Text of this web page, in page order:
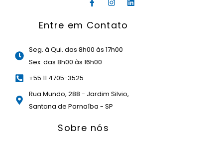
a
e
o
-
n
t
r
i
Entre em Contato
Seg. à Qui. das 8h00 às 17h00
Sex. das 8h00 às 16h00
+55 11 4705-3525
Rua Mundo, 288 - Jardim Silvio,
Santana de Parnaíba - SP
Sobre nós